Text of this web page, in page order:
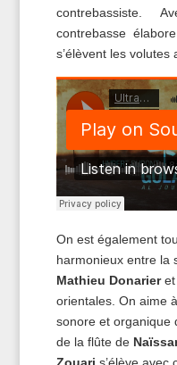
contrebassiste.
contrebasse
s’élèvent les volutes
On est également
harmonieux entre la
Mathieu Donarieret
orientales. On aime
sonore et organique
de la flûte de